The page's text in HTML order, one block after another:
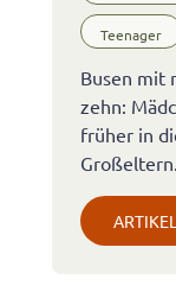
Teenager
Busen mit
zehn:
früher in